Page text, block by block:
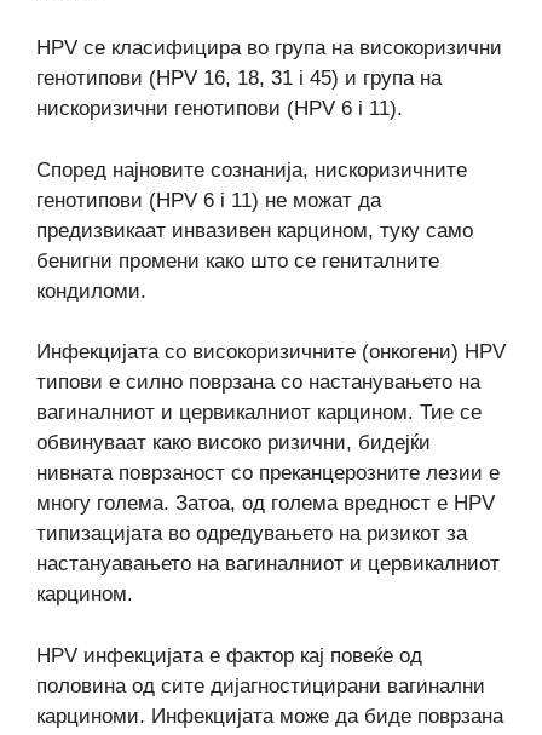
HPV се класифицира во група на високоризични
генотипови (HPV 16, 18, 31 i 45) и група на
нискоризични генотипови (HPV 6 i 11).
Според најновите сознанија, нискоризичните
генотипови (HPV 6 i 11) не можат да
предизвикаат инвазивен карцином, туку само
бенигни промени како што се гениталните
кондиломи.
Инфекцијата со високоризичните (онкогени) HPV
типови е силно поврзана со настанувањето на
вагиналниот и цервикалниот карцином. Тие се
обвинуваат како високо ризични, бидејќи
нивната поврзаност со преканцерозните лезии е
многу голема. Затоа, од голема вредност е HPV
типизацијата во одредувањето на ризикот за
настануавањето на вагиналниот и цервикалниот
карцином.
HPV инфекцијата е фактор кај повеќе од
половина од сите дијагностицирани вагинални
карциноми. Инфекцијата може да биде поврзана